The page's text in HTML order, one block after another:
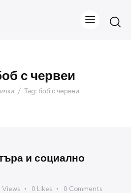
с червеи
Tag: боб с червеи
и социално
Views 0 Likes 0 Comments